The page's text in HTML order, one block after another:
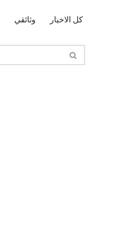
وثائقي كل الاخبار